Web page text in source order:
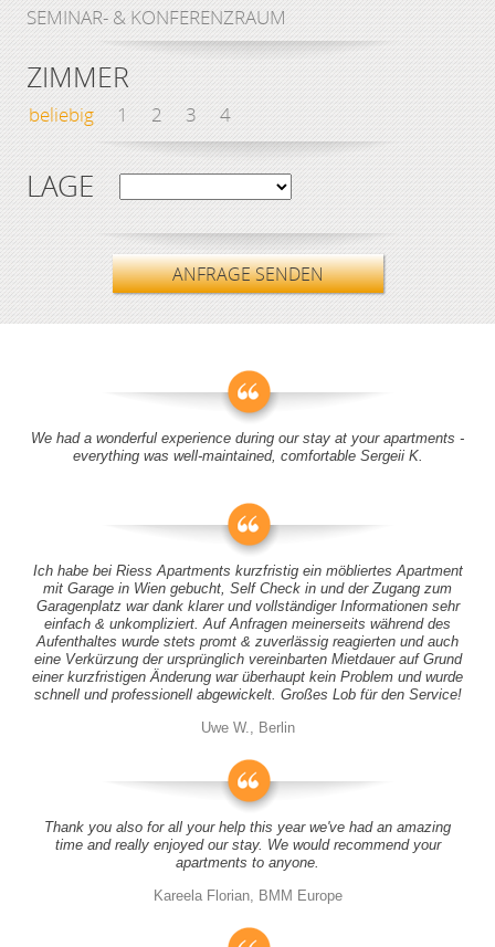
SEMINAR- & KONFERENZRAUM
ZIMMER
beliebig 1 2 3 4
LAGE
ANFRAGE SENDEN
We had a wonderful experience during our stay at your apartments -
everything was well-maintained, comfortable Sergeii K.
Ich habe bei Riess Apartments kurzfristig ein möbliertes Apartment
mit Garage in Wien gebucht, Self Check in und der Zugang zum
Garagenplatz war dank klarer und vollständiger Informationen sehr
einfach & unkompliziert. Auf Anfragen meinerseits während des
Aufenthaltes wurde stets promt & zuverlässig reagierten und auch
eine Verkürzung der ursprünglich vereinbarten Mietdauer auf Grund
einer kurzfristigen Änderung war überhaupt kein Problem und wurde
schnell und professionell abgewickelt. Großes Lob für den Service!
Uwe W., Berlin
Thank you also for all your help this year we've had an amazing
time and really enjoyed our stay. We would recommend your
apartments to anyone.
Kareela Florian, BMM Europe